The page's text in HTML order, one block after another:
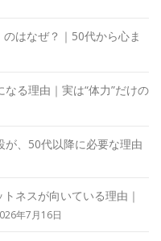
はなぜ？｜50代から心ま
る理由｜実は“体力”だけの
が、50代以降に必要な理由
ネスが向いている理由｜
年7月16日